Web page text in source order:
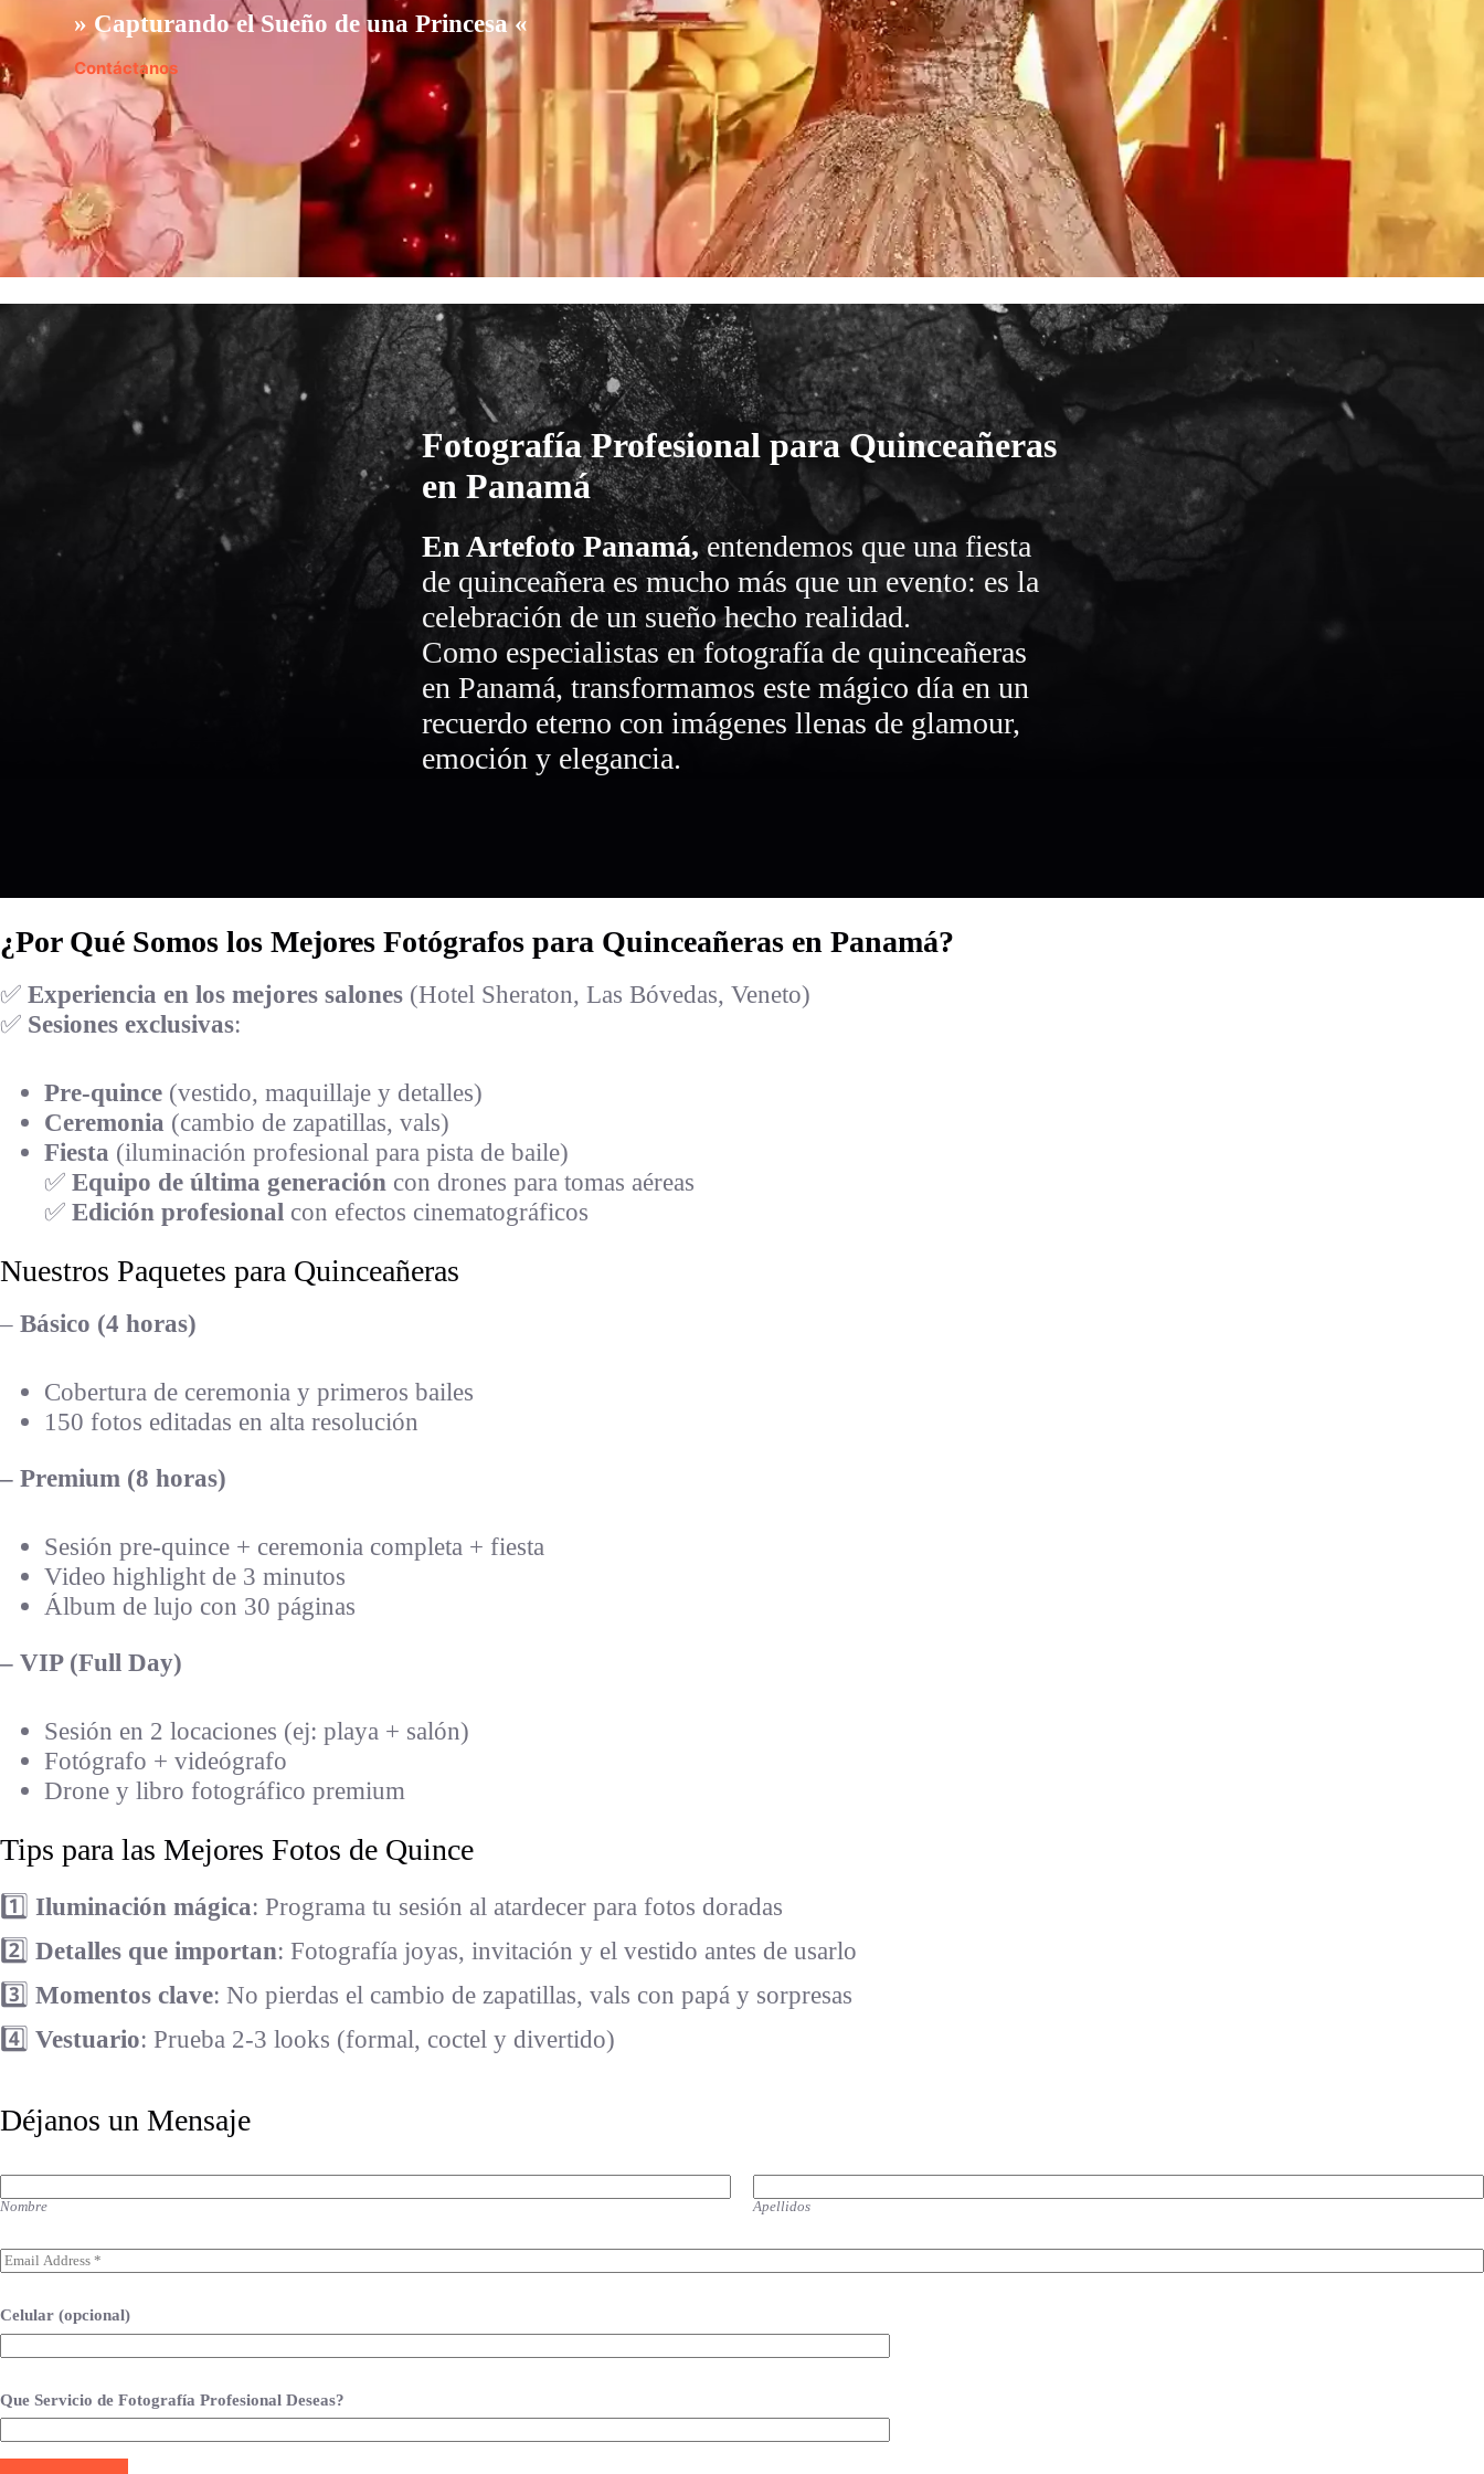
» Capturando el Sueño de una Princesa«
Contáctanos
Fotografía Profesional para Quinceañeras
en Panamá
En Artefoto Panamá,entendemos que una fiesta
de quinceañera es mucho más que un evento: es la
celebración de un sueño hecho realidad.
Como especialistas en fotografía de quinceañeras
en Panamá, transformamos este mágico día en un
recuerdo eterno con imágenes llenas de glamour,
emoción y elegancia.
¿Por Qué Somos los Mejores Fotógrafos para Quinceañeras en Panamá?
✅ Experiencia en los mejores salones (Hotel Sheraton, Las Bóvedas, Veneto)
✅ Sesiones exclusivas:
Pre-quince (vestido, maquillaje y detalles)
Ceremonia (cambio de zapatillas, vals)
Fiesta (iluminación profesional para pista de baile)
✅ Equipo de última generación con drones para tomas aéreas
✅ Edición profesional con efectos cinematográficos
Nuestros Paquetes para Quinceañeras
– Básico (4 horas)
Cobertura de ceremonia y primeros bailes
150 fotos editadas en alta resolución
– Premium (8 horas)
Sesión pre-quince + ceremonia completa + fiesta
Video highlight de 3 minutos
Álbum de lujo con 30 páginas
– VIP (Full Day)
Sesión en 2 locaciones (ej: playa + salón)
Fotógrafo + videógrafo
Drone y libro fotográfico premium
Tips para las Mejores Fotos de Quince
1️⃣ Iluminación mágica: Programa tu sesión al atardecer para fotos doradas
2️⃣ Detalles que importan: Fotografía joyas, invitación y el vestido antes de usarlo
3️⃣ Momentos clave: No pierdas el cambio de zapatillas, vals con papá y sorpresas
4️⃣ Vestuario: Prueba 2-3 looks (formal, coctel y divertido)
Déjanos un Mensaje
o
r
e
Nombre Apellidos
E
m
i
l
Celular (opcional)
Que Servicio de Fotografía Profesional Deseas?